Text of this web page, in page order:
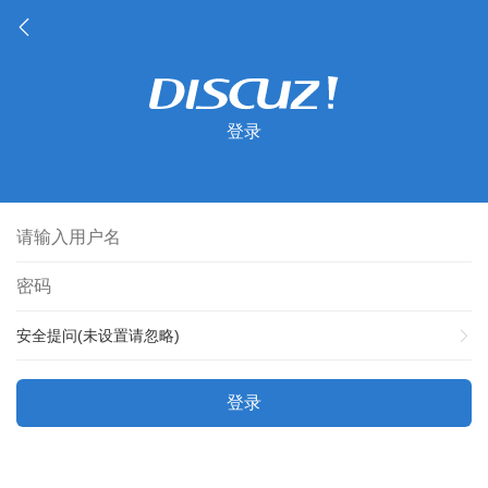
登录
安全提问(未设置请忽略)
登录